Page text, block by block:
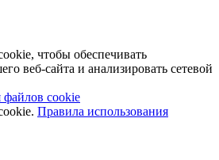
чтобы обеспечивать
веб-сайта и анализировать сетевой
файлов cookie
Правила использования